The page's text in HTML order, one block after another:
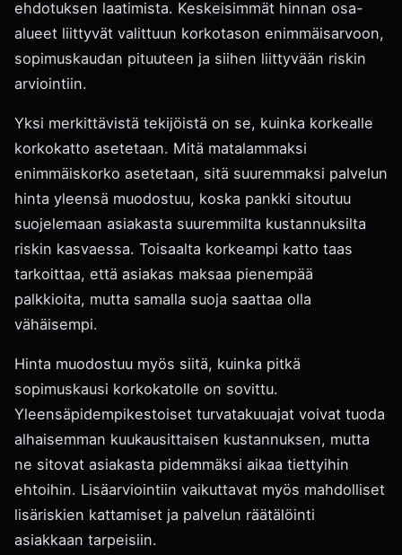
ehdotuksen laatimista. Keskeisimmät hinnan osa-
alueet liittyvät valittuun korkotason enimmäisarvoon,
sopimuskaudan pituuteen ja siihen liittyvään riskin
arviointiin.
Yksi merkittävistä tekijöistä on se, kuinka korkealle
korkokatto asetetaan. Mitä matalammaksi
enimmäiskorko asetetaan, sitä suuremmaksi palvelun
hinta yleensä muodostuu, koska pankki sitoutuu
suojelemaan asiakasta suuremmilta kustannuksilta
riskin kasvaessa. Toisaalta korkeampi katto taas
tarkoittaa, että asiakas maksaa pienempää
palkkioita, mutta samalla suoja saattaa olla
vähäisempi.
Hinta muodostuu myös siitä, kuinka pitkä
sopimuskausi korkokatolle on sovittu.
Yleensäpidempikestoiset turvatakuuajat voivat tuoda
alhaisemman kuukausittaisen kustannuksen, mutta
ne sitovat asiakasta pidemmäksi aikaa tiettyihin
ehtoihin. Lisäarviointiin vaikuttavat myös mahdolliset
lisäriskien kattamiset ja palvelun räätälöinti
asiakkaan tarpeisiin.